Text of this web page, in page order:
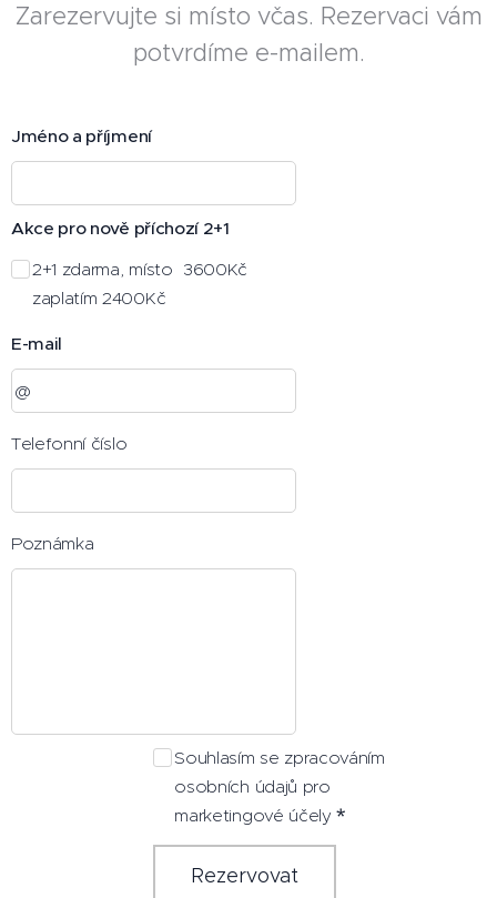
Zarezervujte si místo včas. Rezervaci vám
potvrdíme e-mailem.
Jméno a příjmení
Akce pro nově příchozí 2+1
2+1 zdarma, místo 3600Kč
zaplatím 2400Kč
E-mail
Telefonní číslo
Poznámka
Souhlasím se zpracováním
osobních údajů pro
marketingové účely
Rezervovat